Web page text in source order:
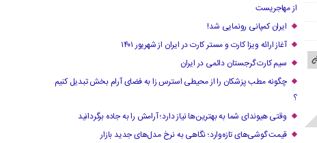
از مهاجریست
ایران کمپانی رونمایی شد!
آغاز ارائه ویزا کارت و مستر کارت در ایران از شهریور ۱۴۰۱
سیم کارت گرجستان دائمی در ایران
چگونه مطب پزشکان را از محیطی استرس زا به فضای آرام بخش تبدیل کنیم
؟
وقتی هیوندای شما به بهترین‌ها نیاز دارد؛ آرامش را به جاده برگردانید
قیمت گوشی‌های تازه‌وارد؛ نگاهی به نرخ مدل‌های جدید بازار